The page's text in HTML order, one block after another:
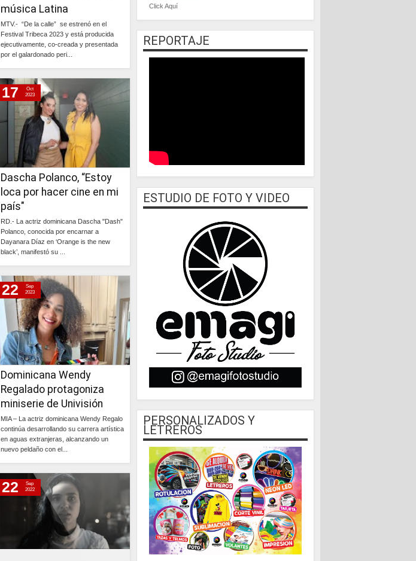
música Latina
MTV.- “De la calle” se estrenó en el
Festival Tribeca 2023 y está producida
ejecutivamente, co-creada y presentada
por el galardonado peri...
Dascha Polanco, “Estoy
loca por hacer cine en mi
país"
RD.- La actriz dominicana Dascha "Dash"
Polanco, conocida por encarnar a
Dayanara Díaz en ‘Orange is the new
black’, manifestó su ...
17
Oct
2023
Dominicana Wendy
Regalado protagoniza
miniserie de Univisión
MIA – La actriz dominicana Wendy Regalo
continúa desarrollando su carrera artística
en aguas extranjeras, alcanzando un
nuevo peldaño con el...
22
Sep
2023
22
Sep
2022
Click Aquí
REPORTAJE
ESTUDIO DE FOTO Y VIDEO
PERSONALIZADOS Y
LETREROS